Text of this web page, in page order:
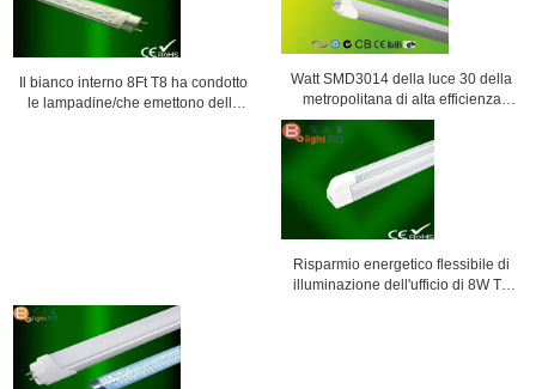
Il bianco interno 8Ft T8 ha condotto
le lampadine/che emettono della
Watt SMD3014 della luce 30 della
metropolitana di alta efficienza
120lm/w T8 LED per il
supermercato
Risparmio energetico flessibile di
illuminazione dell'ufficio di 8W T5